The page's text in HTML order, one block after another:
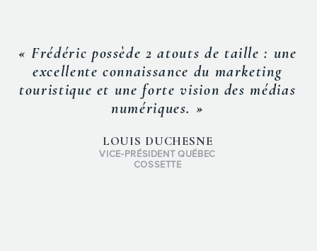
« Frédéric possède 2 atouts de taille : une
excellente connaissance du marketing
touristique et une forte vision des médias
numériques. »
LOUIS DUCHESNE
VICE-PRÉSIDENT QUÉBEC
COSSETTE